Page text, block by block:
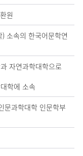
원
소속의 한국어문학연
자연과학대학으로
학에 소속
문과학대학 인문학부